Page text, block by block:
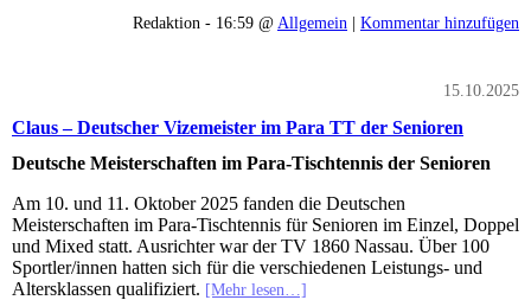
Redaktion - 16:59 @Allgemein | Kommentar hinzufügen
15.10.2025
Claus – Deutscher Vizemeister im Para TT der Senioren
Deutsche Meisterschaften im Para-Tischtennis der Senioren
Am 10. und 11. Oktober 2025 fanden die Deutschen
Meisterschaften im Para-Tischtennis für Senioren im Einzel, Doppel
und Mixed statt. Ausrichter war der TV 1860 Nassau. Über 100
Sportler/innen hatten sich für die verschiedenen Leistungs- und
Altersklassen qualifiziert. [Mehr lesen…]